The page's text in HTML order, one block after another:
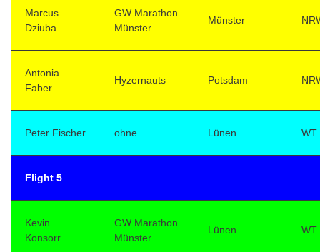
Marcus
Dziuba
GW Marathon
Münster
Münster
Antonia
Faber
Hyzernauts Potsdam
Peter Fischer ohne Lünen WT
Flight 5
Kevin
Konsorr
GW Marathon
Münster
Lünen WT